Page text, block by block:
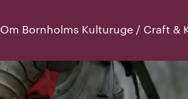
Om Bornholms Kulturuge / Craft &